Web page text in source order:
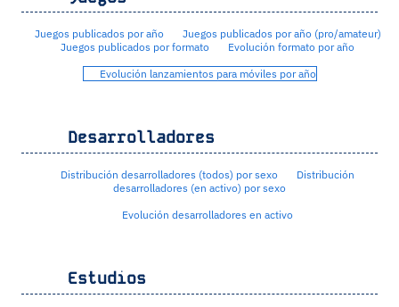
Juegos publicados por año
Juegos publicados por año (pro/amateur)
Juegos publicados por formato
Evolución formato por año
Evolución lanzamientos para móviles por año
Desarrolladores
Distribución desarrolladores (todos) por sexo
Distribución
desarrolladores (en activo) por sexo
Evolución desarrolladores en activo
Estudios